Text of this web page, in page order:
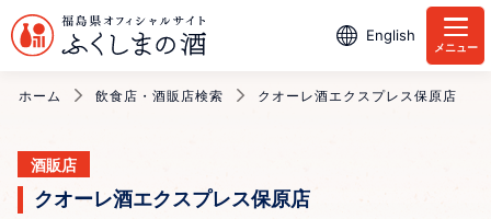
English
メニュー
ホーム 飲食店・酒販店検索 クオーレ酒エクスプレス保原店
酒販店
クオーレ酒エクスプレス保原店